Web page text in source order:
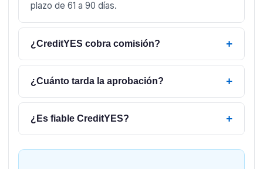
plazo de 61 a 90 días.
¿CreditYES cobra comisión? +
¿Cuánto tarda la aprobación? +
¿Es fiable CreditYES? +